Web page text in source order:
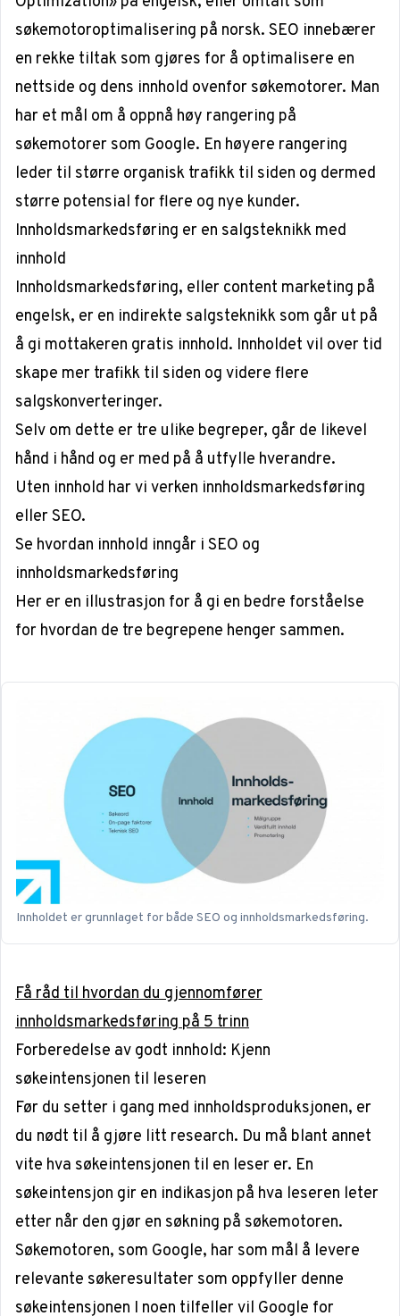
søkemotoroptimalisering på norsk. SEO innebærer
en rekke tiltak som gjøres for å optimalisere en
nettside og dens innhold ovenfor søkemotorer. Man
har et mål om å oppnå høy rangering på
søkemotorer som Google. En høyere rangering
leder til større organisk trafikk til siden og dermed
større potensial for flere og nye kunder.
Innholdsmarkedsføring er en salgsteknikk med
innhold
Innholdsmarkedsføring, eller content marketing på
engelsk, er en indirekte salgsteknikk som går ut på
å gi mottakeren gratis innhold. Innholdet vil over tid
skape mer trafikk til siden og videre flere
salgskonverteringer.
Selv om dette er tre ulike begreper, går de likevel
hånd i hånd og er med på å utfylle hverandre.
Uten innhold har vi verken innholdsmarkedsføring
eller SEO.
Se hvordan innhold inngår i SEO og
innholdsmarkedsføring
Her er en illustrasjon for å gi en bedre forståelse
for hvordan de tre begrepene henger sammen.
Innholdet er grunnlaget for både SEO og innholdsmarkedsføring.
Få råd til hvordan du gjennomfører
innholdsmarkedsføring på 5 trinn
Forberedelse av godt innhold: Kjenn
søkeintensjonen til leseren
Før du setter i gang med innholdsproduksjonen, er
du nødt til å gjøre litt research. Du må blant annet
vite hva søkeintensjonen til en leser er. En
søkeintensjon gir en indikasjon på hva leseren leter
etter når den gjør en søkning på søkemotoren.
Søkemotoren, som Google, har som mål å levere
relevante søkeresultater som oppfyller denne
søkeintensjonen I noen tilfeller vil Google for